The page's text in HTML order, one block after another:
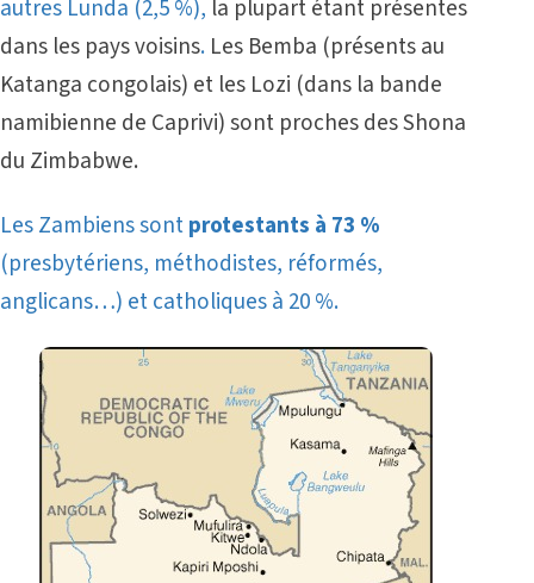
autres Lunda (2,5 %), la plupart étant présentes
dans les pays voisins. Les Bemba (présents au
Katanga congolais) et les Lozi (dans la bande
namibienne de Caprivi) sont proches des Shona
du Zimbabwe.
Les Zambiens sontprotestants à 73 %
(presbytériens, méthodistes, réformés,
anglicans…) et catholiques à 20 %.